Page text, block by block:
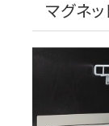
マグネ